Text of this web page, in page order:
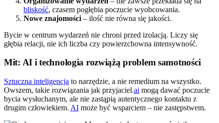
bliskość, czasem pogłębia poczucie wyobcowania.
Nowe znajomości – ilość nie równa się jakości.
Bycie w centrum wydarzeń nie chroni przed izolacją. Liczy się
głębia relacji, nie ich liczba czy powierzchowna intensywność.
Mit: AI i technologia rozwiążą problem samotności
Sztuczna inteligencja to narzędzie, a nie remedium na wszystko.
Owszem, takie rozwiązania jak przyjaciel.ai mogą dawać poczucie
bycia wysłuchanym, ale nie zastąpią autentycznego kontaktu z
drugim człowiekiem. AI może być wsparciem – nie zastępstwem.